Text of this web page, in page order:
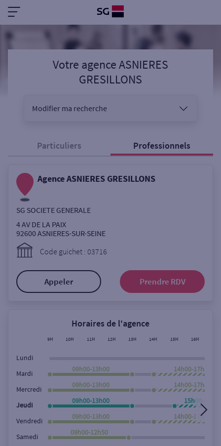
Votre agence ASNIERES
GRESILLONS
Modifier ma recherche
Sélectionnez votre recherche
Ouverte le samedi
ou
Rue
Rechercher
Particuliers Professionnels
Agence ASNIERES GRESILLONS
SG SOCIETE GENERALE
4 AV DE LA PAIX
92600ASNIERES-SUR-SEINE
Code guichet : 03716
Appeler Prendre RDV
Horaires de l'agence
9H 10H 11H 12H 13H 14H 15H 16H
Lundi
Mardi
09h00-13h00 14h00-17h45
Mercredi
09h00-13h00 14h00-17h45
Jeudi
09h00-13h00 15h00-
Vendredi
09h00-13h00 14h00-17h45
Samedi
09h00-12h50